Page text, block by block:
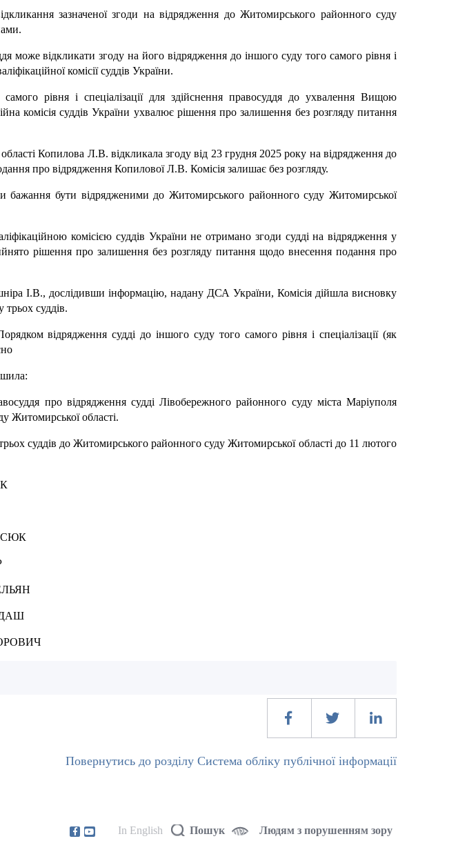
зазначеної згоди на відрядження до Житомирського районного суду
може відкликати згоду на його відрядження до іншого суду того самого рівня і
комісії суддів України.
рівня і спеціалізації для здійснення правосуддя до ухвалення Вищою
комісія суддів України ухвалює рішення про залишення без розгляду питання
Копилова Л.В. відкликала згоду від 23 грудня 2025 року на відрядження до
про відрядження Копилової Л.В. Комісія залишає без розгляду.
бажання бути відрядженими до Житомирського районного суду Житомирської
комісією суддів України не отримано згоди судді на відрядження у
рішення про залишення без розгляду питання щодо внесення подання про
І.В., дослідивши інформацію, надану ДСА України, Комісія дійшла висновку
суддів.
відрядження судді до іншого суду того самого рівня і спеціалізації (як
про відрядження судді Лівобережного районного суду міста Маріуполя
Житомирської області.
суддів до Житомирського районного суду Житомирської області до 11 лютого
Повернутись до розділу Система обліку публічної інформації
Людям з порушенням зору
Пошук
In English